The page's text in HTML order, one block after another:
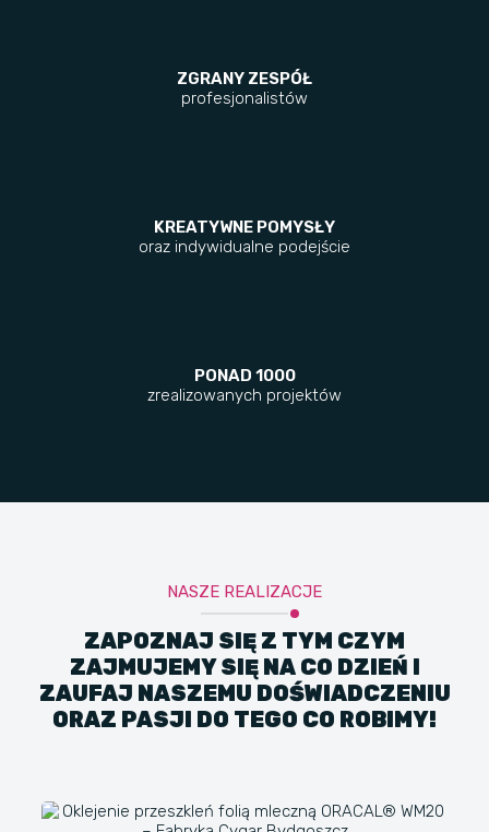
ZGRANY ZESPÓŁ
profesjonalistów
KREATYWNE POMYSŁY
oraz indywidualne podejście
PONAD 1000
zrealizowanych projektów
NASZE REALIZACJE
ZAPOZNAJ SIĘ Z TYM CZYM
ZAJMUJEMY SIĘ NA CO DZIEŃ I
ZAUFAJ NASZEMU DOŚWIADCZENIU
ORAZ PASJI DO TEGO CO ROBIMY!